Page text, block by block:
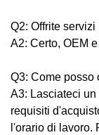
Q2: Offrite
A2: Certo, OEM
Q3: Come posso
A3: Lasciateci
requisiti
l'orario di lavoro.